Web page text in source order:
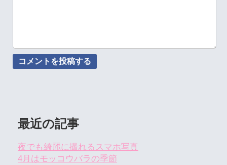
最近の記事
夜でも綺麗に撮れるスマホ写真
4月はモッコウバラの季節